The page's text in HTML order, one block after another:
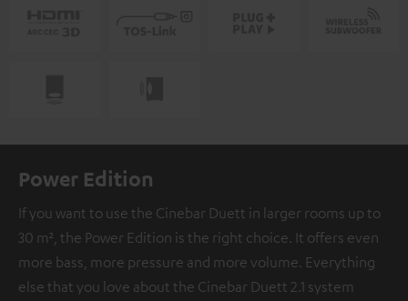
Power Edition
If you want to use the Cinebar Duett in larger rooms up to
30 m², the Power Edition is the right choice. It offers even
more bass, more pressure and more volume. Everything
else that you love about the Cinebar Duett 2.1 system